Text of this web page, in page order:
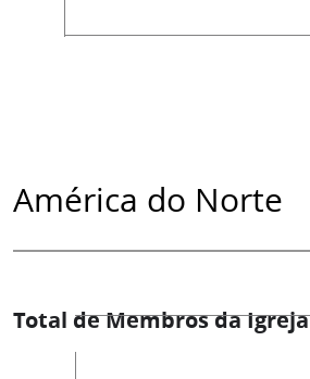
América do Norte
Total de Membros da Igreja